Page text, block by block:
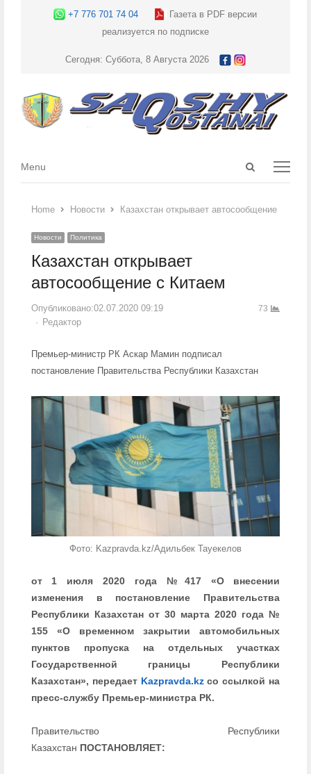
+7 776 701 74 04
Газета в PDF версии
реализуется по подписке
Сегодня: Суббота, 8 Августа 2026
Open
Menu
Menu
Home Новости Казахстан открывает автосообщение с
Новости Политика
Казахстан открывает
автосообщение с Китаем
Опубликовано:02.07.2020 09:19
Author
Редактор
73
Премьер-министр РК Аскар Мамин подписал
постановление Правительства Республики Казахстан
Фото: Kazpravda.kz/Адильбек Тауекелов
от 1 июля 2020 года №417 «О внесении
изменения в постановление Правительства
Республики Казахстан от 30 марта 2020 года №
155 «О временном закрытии автомобильных
пунктов пропуска на отдельных участках
Государственной границы Республики
Казахстан», передает Kazpravda.kzсо ссылкой на
пресс-службу Премьер-министра РК.
Правительство Республики
Казахстан ПОСТАНОВЛЯЕТ: